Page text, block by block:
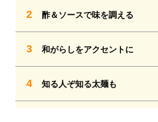
2 酢＆ソースで味を調える
3 和がらしをアクセントに
4 知る人ぞ知る太麺も